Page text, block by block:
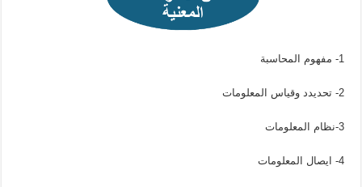
1- مفهوم المحاسبة
2- تحديدد وقياس المعلومات
3-نظام المعلومات
4- ايصال المعلومات